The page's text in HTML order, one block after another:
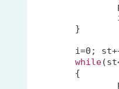
	i=
0 ;
while